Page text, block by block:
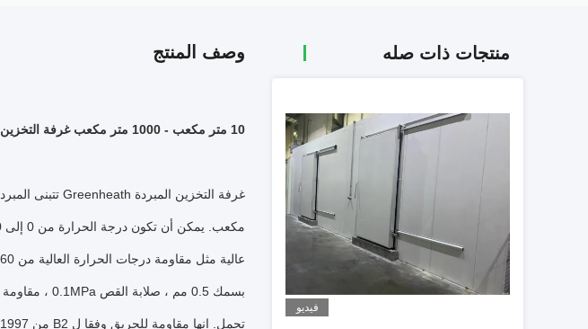
منتجات ذات صله
فيديو
وصف المنتج
10 متر مكعب - 1000 متر مكعب غرفة التخزين البارد -20 درجة للسوبر ماركت
غرفة التخزين المبردة Greenheath تتبنى المبردات الصديقة للبيئة R404a.
مكعب. يمكن أن تكون درجة الحرارة من 0 إلى 10 درجة مئوية لتخزين التبريد ، أو -20 درجة مئوية للتخزين المجمد.
عالية مثل مقاومة درجات الحرارة العالية من 60 إلى +80 درجة مئوية.
بسمك 0.5 مم ، صلابة القص 0.1MPa ، مقاومة الحريق للمواد الداخلية B2.
تحمل. انها مقاومة للحريق وفقا ل B2 من GB 8624-1997.